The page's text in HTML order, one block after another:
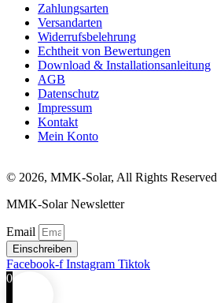
Zahlungsarten
Versandarten
Widerrufsbelehrung
Echtheit von Bewertungen
Download & Installationsanleitung
AGB
Datenschutz
Impressum
Kontakt
Mein Konto
© 2026, MMK-Solar, All Rights Reserved
MMK-Solar Newsletter
Email
Einschreiben
Facebook-f Instagram Tiktok
0